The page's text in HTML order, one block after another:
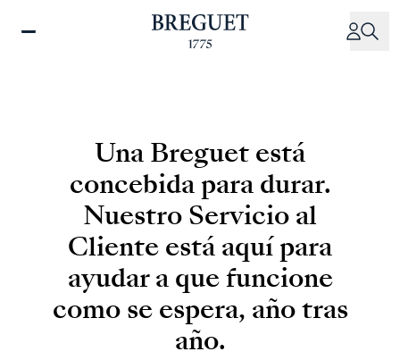
Una Breguet está
concebida para durar.
Nuestro Servicio al
Cliente está aquí para
ayudar a que funcione
como se espera, año tras
año.